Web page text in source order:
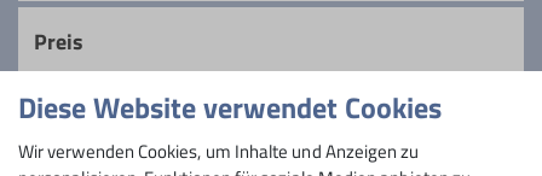
lange Touren und zügiges Gehen, nehmen
Natur zu genießen.
Preis
Maximale Teilnehmeranzahl
Diese Website verwendet Cookies
Wir verwenden Cookies, um Inhalte und Anzeigen zu